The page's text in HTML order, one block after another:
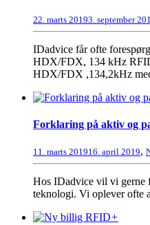
22. marts 20193. september
IDadvice får ofte
HDX/FDX, 134 kHz
HDX/FDX ,134,2kHz
Forklaring på aktiv og
11. marts 201916. april 2019,
Hos IDadvice vil vi
teknologi. Vi oplever ofte
+